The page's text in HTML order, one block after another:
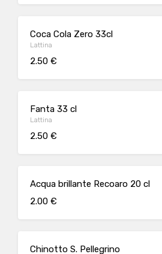
Coca Cola Zero 33cl
Lattina
2.50 €
Fanta 33 cl
Lattina
2.50 €
Acqua brillante Recoaro 20 cl
2.00 €
Chinotto S. Pellegrino